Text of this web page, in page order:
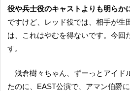
役や兵士役のキャストよりも明らか
ですけど、レッド役では、相手が生
は、これはやむを得ないです。今回
す。
浅倉樹々ちゃん、ずーっとアイドルとしてキラキラしてい
たのに、EAST公演で、アマン伯爵